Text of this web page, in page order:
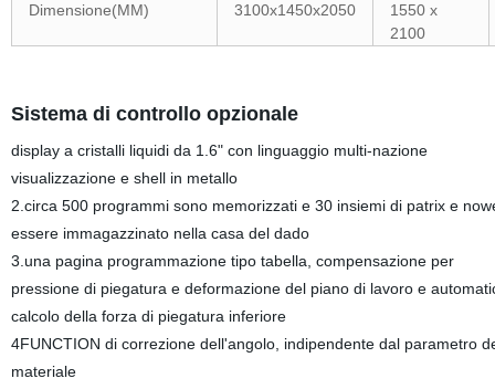
Dimensione(MM) 3100x1450x2050
1550 x
2100
Sistema di controllo opzionale
display a cristalli liquidi da 1.6" con linguaggio multi-nazione
visualizzazione e shell in metallo
2.circa 500 programmi sono memorizzati e 30 insiemi di patrix e
essere immagazzinato nella casa del dado
3.una pagina programmazione tipo tabella, compensazione per
pressione di piegatura e deformazione del piano di lavoro e
calcolo della forza di piegatura inferiore
4FUNCTION di correzione dell'angolo, indipendente dal parametro
materiale